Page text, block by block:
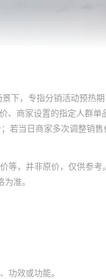
下，专指分销活动预热
商家设置的指定人群
当日商家多次调整销售
等，并非原价，仅供参考。
准。
功效或功能。